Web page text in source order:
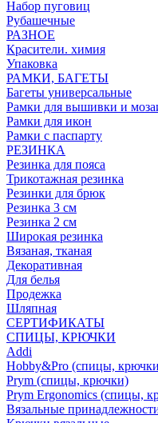
Набор пуговиц
Рубашечные
РАЗНОЕ
Красители. химия
Упаковка
РАМКИ, БАГЕТЫ
Багеты универсальные
Рамки для вышивки и
Рамки для икон
Рамки с паспарту
РЕЗИНКА
Резинка для пояса
Трикотажная резинка
Резинки для брюк
Резинка 3 см
Резинка 2 см
Широкая резинка
Вязаная, тканая
Декоративная
Для белья
Продежка
Шляпная
СЕРТИФИКАТЫ
СПИЦЫ, КРЮЧКИ
Addi
Hobby&Pro (спицы,
Prym (спицы, крючки)
Prym Ergonomics (спицы,
Вязальные